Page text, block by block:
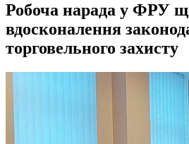
Робоча нарада у ФРУ
вдосконалення
торговельного захисту